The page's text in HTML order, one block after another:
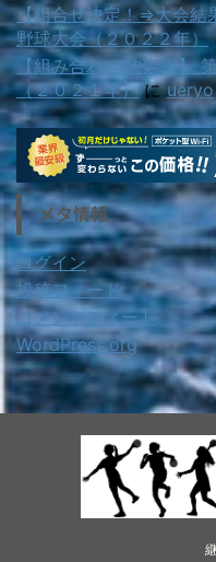
【組合せ決定！⇒大会結
野球大会（２０２２年）
【組み合わせ!決定！】
（２０２１年）にueryo
メタ情報
ログイン
投稿フィード
コメントフィード
WordPress.org